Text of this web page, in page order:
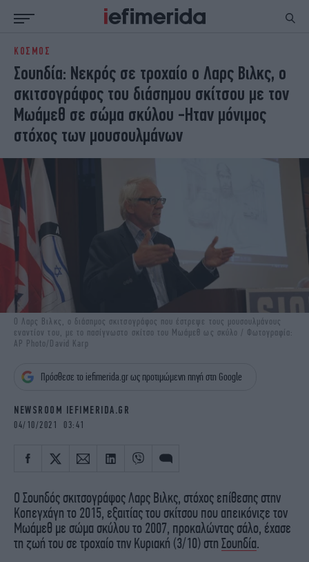
ΕΙΔΗΣΕΙΣ
NON PAPER
ΕΛΛΑΔΑ
ΟΙΚΟΝΟΜΙΑ
ΚΟΣΜΟΣ
ΠΟΛΙΤΙΣΜΟΣ
ΠΑΝΕΛΛΗΝΙΕΣ
ΖΩΗ
ΣΠΟΡ
ΓΥΝΑΙΚΑ
ΠΟΛΗ
ΕΚΛΟΓΕΣ
ΤΕΧΝΟΛΟΓΙΑ
DESIGN
ΟΛΥΜΠΙΑΚΟΙ ΑΓΩΝΕΣ
EURO
GREEN
PODCAST
iAUTOKINITO
iOPINIONS
iBOOKS
ΖΩΔΙΑ
OSCARS
THE OCEAN
ΚΟΣΜΟΣ
Σουηδία: Νεκρός σε τροχαίο ο Λαρς Βιλκς, ο
σκιτσογράφος του διάσημου σκίτσου με τον
Μωάμεθ σε σώμα σκύλου -Ηταν μόνιμος
στόχος των μουσουλμάνων
Ο Λαρς Βιλκς, ο διάσημος σκιτσογράφος που έστρεψε τους μουσουλμάνους
εναντίον του, με το πασίγνωστο σκίτσο του Μωάμεθ ως σκύλο / Φωτογραφία:
AP Photo/David Karp
Πρόσθεσε το iefimerida.gr ως προτιμώμενη πηγή στη Google
NEWSROOM IEFIMERIDA.GR
04/10/2021 03:41
Ο Σουηδός σκιτσογράφος Λαρς Βιλκς, στόχος επίθεσης στην
Κοπεγχάγη το 2015, εξαιτίας του σκίτσου που απεικόνιζε τον
Μωάμεθ με σώμα σκύλου το 2007, προκαλώντας σάλο, έχασε
τη ζωή του σε τροχαίο την Κυριακή (3/10) στη Σουηδία.